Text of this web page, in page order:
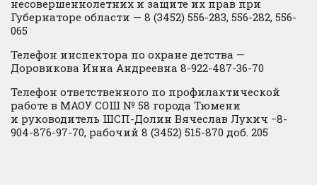
несовершеннолетних и защите их прав при
Губернаторе области — 8 (3452) 556-283, 556-282, 556-
065
Телефон инспектора по охране детства —
Доровикова Инна Андреевна 8-922-487-36-70
Телефон ответственного по профилактической
работе в МАОУ СОШ № 58 города Тюмени
и руководитель ШСП-Долин Вячеслав Лукич −8-
904-876-97-70, рабочий 8 (3452) 515-870 доб. 205